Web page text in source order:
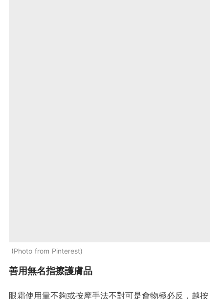
Photo from Pinterest
善用無名指擦護膚品
眼霜使用量不夠或按摩手法不對可是會物極必反，越按